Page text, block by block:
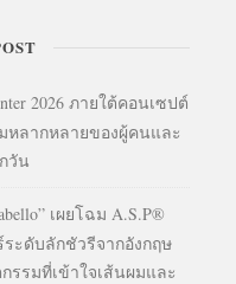
2026 ภายใต้คอนเซปต์
มหลากหลายของผู้คนและ
วัน
เผยโฉม A.S.P®
ระดับลักชัวรีจากอังกฤษ
รมที่เข้าใจเส้นผมและ